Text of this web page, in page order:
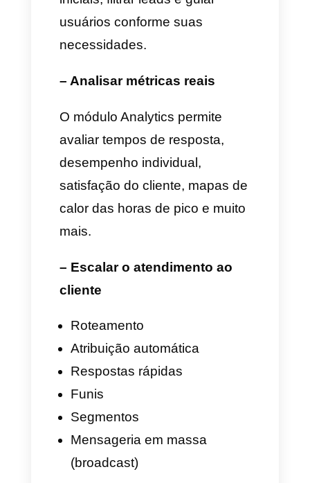
Se você usa o WhatsApp para
se comunicar com clientes,
medir resultados ou
acompanhar a comunicação do
seu negócio, a Callbellpermite
ir muito além do simples "check
Com a Callbell você pode:
– Ter um inbox unificado
Gerencie mensagens do
Messenger, Telegram e Live
Chat em um só lugar.